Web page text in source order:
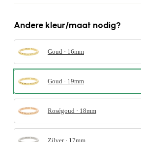
Andere kleur/maat nodig?
Goud · 16mm
Goud · 19mm
Roségoud · 18mm
Zilver · 17mm